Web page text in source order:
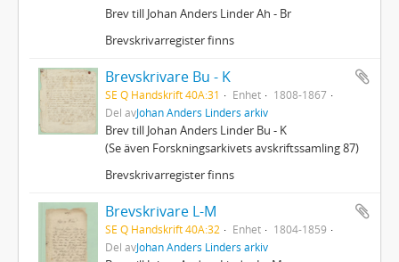
Brev till Johan Anders Linder Ah - Br
Brevskrivarregister finns
Brevskrivare Bu - K
SE Q Handskrift 40A:31 Enhet
1808-1867
Del avJohan Anders Linders arkiv
Brev till Johan Anders Linder Bu - K
(Se även Forskningsarkivets avskriftssamling 87)
Brevskrivarregister finns
Brevskrivare L-M
SE Q Handskrift 40A:32 Enhet
1804-1859
Del avJohan Anders Linders arkiv